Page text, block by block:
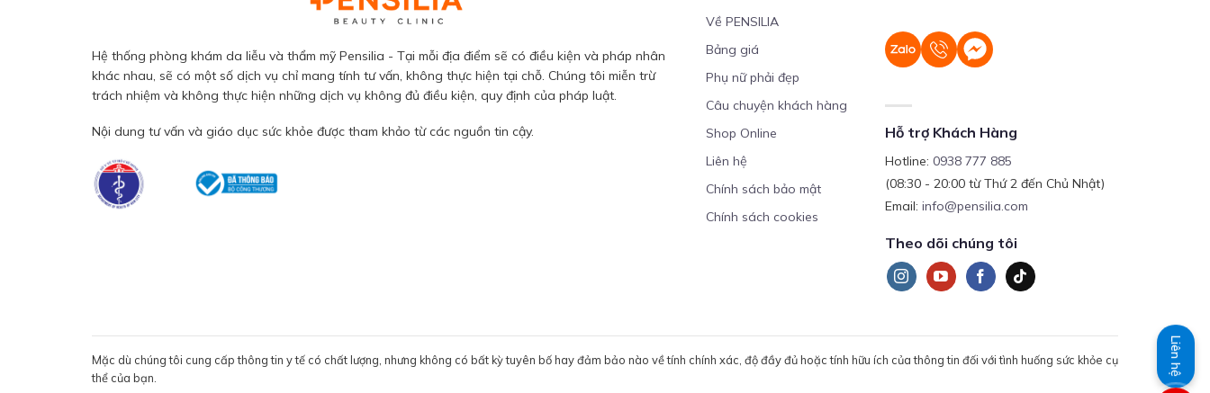
Hệ thống phòng khám da liễu và thẩm mỹ Pensilia - Tại mỗi địa điểm sẽ có điều kiện và pháp nhân
khác nhau, sẽ có một số dịch vụ chỉ mang tính tư vấn, không thực hiện tại chỗ. Chúng tôi miễn trừ
trách nhiệm và không thực hiện những dịch vụ không đủ điều kiện, quy định của pháp luật.
Nội dung tư vấn và giáo dục sức khỏe được tham khảo từ các nguồn tin cậy.
Về PENSILIA
Bảng giá
Phụ nữ phải đẹp
Câu chuyện khách hàng
Shop Online
Liên hệ
Chính sách bảo mật
Chính sách cookies
Hỗ trợ Khách Hàng
Hotline:0938 777 885
(08:30 - 20:00 từ Thứ 2 đến Chủ Nhật)
Email:info@pensilia.com
Theo dõi chúng tôi
Mặc dù chúng tôi cung cấp thông tin y tế có chất lượng, nhưng không có bất kỳ tuyên bố hay đảm bảo nào về tính chính xác, độ đầy đủ hoặc tính hữu ích của thông tin đối với tình huống sức khỏe cụ
thể của bạn.
Liên hệ